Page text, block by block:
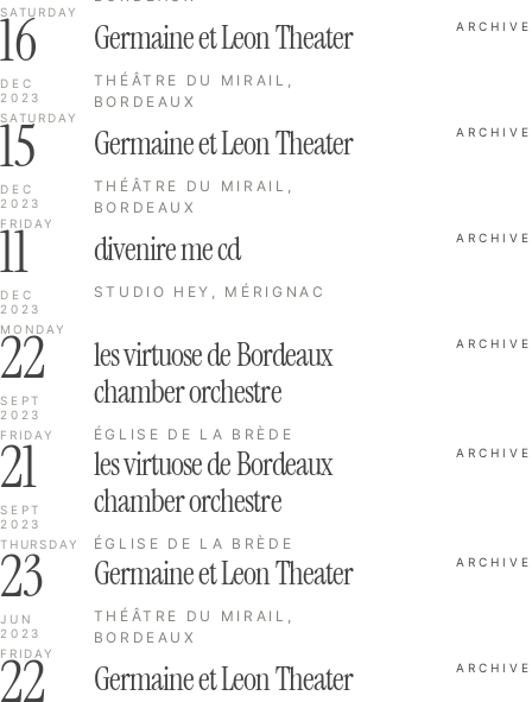
SATURDAY
16
DEC
2023
SATURDAY
Germaine et Leon Theater
THÉÂTRE DU MIRAIL,
BORDEAUX
ARCHIVE
15
DEC
2023
FRIDAY
Germaine et Leon Theater
THÉÂTRE DU MIRAIL,
BORDEAUX
ARCHIVE
11
DEC
2023
MONDAY
divenire me cd
STUDIO HEY, MÉRIGNAC
ARCHIVE
22
SEPT
2023
FRIDAY
les virtuose de Bordeaux
chamber orchestre
ÉGLISE DE LA BRÈDE
ARCHIVE
21
SEPT
2023
THURSDAY
les virtuose de Bordeaux
chamber orchestre
ÉGLISE DE LA BRÈDE
ARCHIVE
23
JUN
2023
FRIDAY
Germaine et Leon Theater
THÉÂTRE DU MIRAIL,
BORDEAUX
ARCHIVE
22 Germaine et Leon Theater ARCHIVE